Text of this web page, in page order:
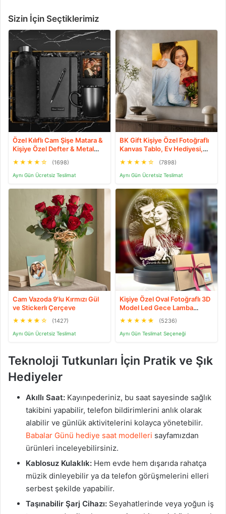
Sizin İçin Seçtiklerimiz
Özel Kılıflı Cam Şişe Matara &
Kişiye Özel Defter & Metal
Çerçevesi & Siyah Kupa
Hediye Seti
★ ★ ★ ★ ☆ (1698)
Aynı Gün Ücretsiz Teslimat
BK Gift Kişiye Özel Fotoğraflı
Kanvas Tablo, Ev Hediyesi,
Hediye
★ ★ ★ ★ ☆ (7898)
Aynı Gün Ücretsiz Teslimat
Cam Vazoda 9'lu Kırmızı Gül
ve Stickerlı Çerçeve
★ ★ ★ ★ ☆ (1427)
Aynı Gün Ücretsiz Teslimat
Kişiye Özel Oval Fotoğraflı 3D
Model Led Gece Lamba
(Beyaz)
★ ★ ★ ★ ★ (5236)
Aynı Gün Teslimat Seçeneği
Teknoloji Tutkunları İçin Pratik ve Şık
Hediyeler
Akıllı Saat: Kayınpederiniz, bu saat sayesinde sağlık
takibini yapabilir, telefon bildirimlerini anlık olarak
alabilir ve günlük aktivitelerini kolayca yönetebilir.
Babalar Günü hediye saat modelleri sayfamızdan
ürünleri inceleyebilirsiniz.
Kablosuz Kulaklık: Hem evde hem dışarıda rahatça
müzik dinleyebilir ya da telefon görüşmelerini elleri
serbest şekilde yapabilir.
Taşınabilir Şarj Cihazı: Seyahatlerinde veya yoğun iş